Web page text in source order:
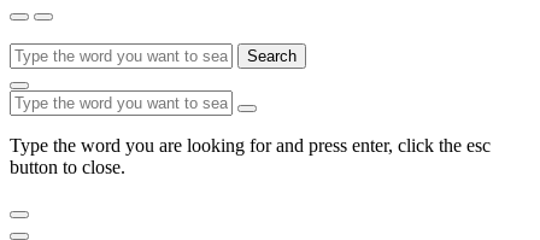
Search
Type the word you are looking for and press enter, click the esc
button to close.